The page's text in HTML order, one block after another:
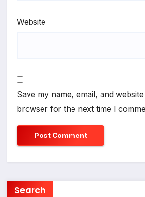
Website
Save my name, email, and
browser for the next time I
Search